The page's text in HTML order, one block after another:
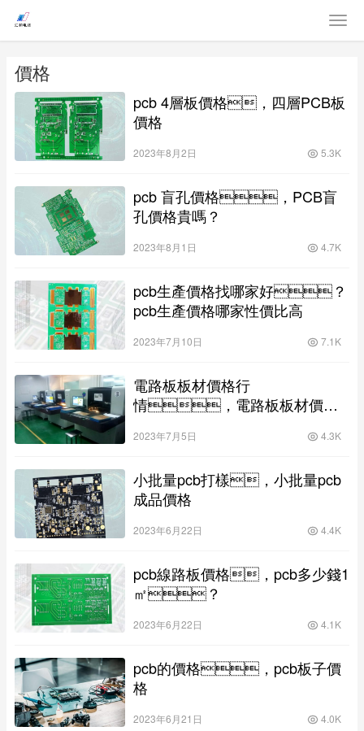
價格
pcb 4層板價格，四層PCB板
價格
2023年8月2日 5.3K
pcb 盲孔價格，PCB盲
孔價格貴嗎？
2023年8月1日 4.7K
pcb生產價格找哪家好？
pcb生產價格哪家性價比高
2023年7月10日 7.1K
電路板板材價格行
情，電路板板材價格
2023年7月5日 4.3K
小批量pcb打樣，小批量pcb
成品價格
2023年6月22日 4.4K
pcb線路板價格，pcb多少錢1
㎡？
2023年6月22日 4.1K
pcb的價格，pcb板子價
格
2023年6月21日 4.0K